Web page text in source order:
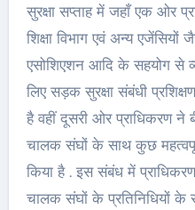
सुरक्षा सप्ताह में जहाँ एक ओर
शिक्षा विभाग एवं अन्य एजेंसियों
एसोशिएशन आदि के सहयोग से
लिए सड़क सुरक्षा संबंधी
है वहीं दूसरी ओर प्राधिकरण ने
चालक संघों के साथ कुछ
किया है . इस संबंध में
चालक संघों के प्रतिनिधियों